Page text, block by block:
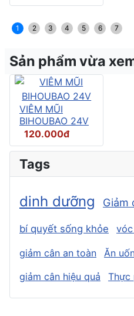
1 2 3 4 5 6 7
Sản phẩm vừa
VIÊM MŨI
BIHOUBAO 24V
120.000đ
Tags
dinh dưỡng Giảm
bí quyết sống khỏe
giảm cân an toàn
Ăn
giảm cân hiệu quả
Thực